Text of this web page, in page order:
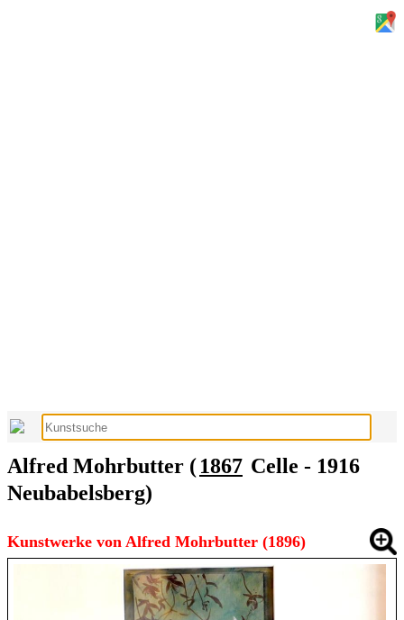
Alfred Mohrbutter (1867 Celle - 1916
Neubabelsberg)
Kunstwerke von Alfred Mohrbutter (1896)